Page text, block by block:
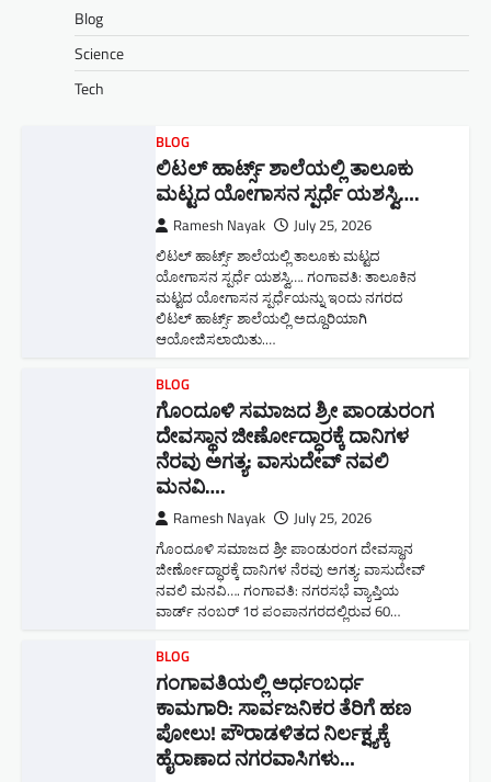
Blog
Science
Tech
BLOG
ಲಿಟಲ್ ಹಾರ್ಟ್ಸ್ ಶಾಲೆಯಲ್ಲಿ ತಾಲೂಕು
ಮಟ್ಟದ ಯೋಗಾಸನ ಸ್ಪರ್ಧೆ ಯಶಸ್ವಿ….
Ramesh Nayak July 25, 2026
ಲಿಟಲ್ ಹಾರ್ಟ್ಸ್ ಶಾಲೆಯಲ್ಲಿ ತಾಲೂಕು ಮಟ್ಟದ
ಯೋಗಾಸನ ಸ್ಪರ್ಧೆ ಯಶಸ್ವಿ…. ಗಂಗಾವತಿ: ತಾಲೂಕಿನ
ಮಟ್ಟದ ಯೋಗಾಸನ ಸ್ಪರ್ಧೆಯನ್ನು ಇಂದು ನಗರದ
ಲಿಟಲ್ ಹಾರ್ಟ್ಸ್ ಶಾಲೆಯಲ್ಲಿ ಅದ್ದೂರಿಯಾಗಿ
ಆಯೋಜಿಸಲಾಯಿತು.…
BLOG
ಗೊಂದೂಳಿ ಸಮಾಜದ ಶ್ರೀ ಪಾಂಡುರಂಗ
ದೇವಸ್ಥಾನ ಜೀರ್ಣೋದ್ಧಾರಕ್ಕೆ ದಾನಿಗಳ
ನೆರವು ಅಗತ್ಯ: ವಾಸುದೇವ್ ನವಲಿ
ಮನವಿ​….
Ramesh Nayak July 25, 2026
ಗೊಂದೂಳಿ ಸಮಾಜದ ಶ್ರೀ ಪಾಂಡುರಂಗ ದೇವಸ್ಥಾನ
ಜೀರ್ಣೋದ್ಧಾರಕ್ಕೆ ದಾನಿಗಳ ನೆರವು ಅಗತ್ಯ: ವಾಸುದೇವ್
ನವಲಿ ಮನವಿ​…. ಗಂಗಾವತಿ: ​ನಗರಸಭೆ ವ್ಯಾಪ್ತಿಯ
ವಾರ್ಡ್ ನಂಬರ್ 1ರ ಪಂಪಾನಗರದಲ್ಲಿರುವ 60…
BLOG
ಗಂಗಾವತಿಯಲ್ಲಿ ಅರ್ಧಂಬರ್ಧ
ಕಾಮಗಾರಿ: ಸಾರ್ವಜನಿಕರ ತೆರಿಗೆ ಹಣ
ಪೋಲು! ಪೌರಾಡಳಿತದ ನಿರ್ಲಕ್ಷ್ಯಕ್ಕೆ
ಹೈರಾಣಾದ ನಗರವಾಸಿಗಳು​…